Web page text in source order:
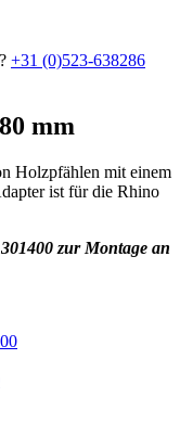
+31 (0)523-638286
mm
Holzpfählen mit einem
ist für die Rhino
zur Montage an